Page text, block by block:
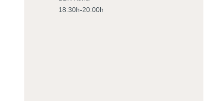
18:30h-20:00h